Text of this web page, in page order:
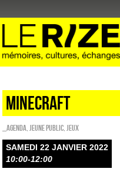
Minecraft
_Agenda Jeune public Jeux
SAMEDI 22 JANVIER 2022
10:00-12:00